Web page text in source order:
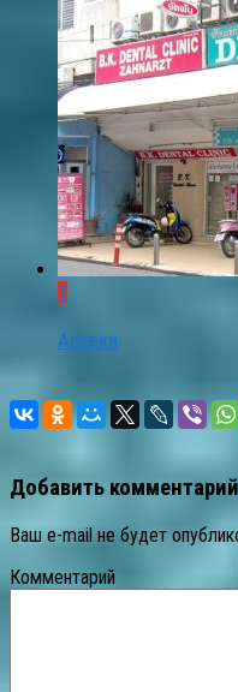
1
Аптеки
Добавить комментарий
Ваш e-mail не будет
Комментарий